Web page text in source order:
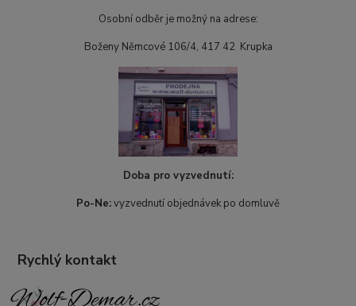
Osobní odběr je možný na adrese:
Boženy Němcové 106/4, 417 42 Krupka
Doba pro vyzvednutí:
Po-Ne:vyzvednutí objednávek po domluvě
Rychlý kontakt